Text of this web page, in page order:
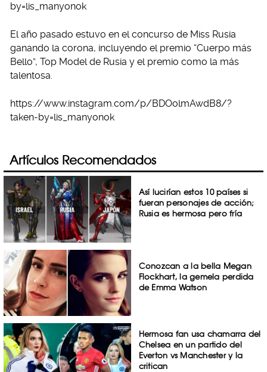
by=lis_manyonok
El año pasado estuvo en el concurso de Miss Rusia
ganando la corona, incluyendo el premio “Cuerpo más
Bello”, Top Model de Rusia y el premio como la más
talentosa.
https://www.instagram.com/p/BDOolmAwdB8/?
taken-by=lis_manyonok
Artículos Recomendados
Así lucirían estos 10 países si
fueran personajes de acción;
Rusia es hermosa pero fría
Conozcan a la bella Megan
Flockhart, la gemela perdida
de Emma Watson
Hermosa fan usa chamarra del
Chelsea en un partido del
Everton vs Manchester y la
critican